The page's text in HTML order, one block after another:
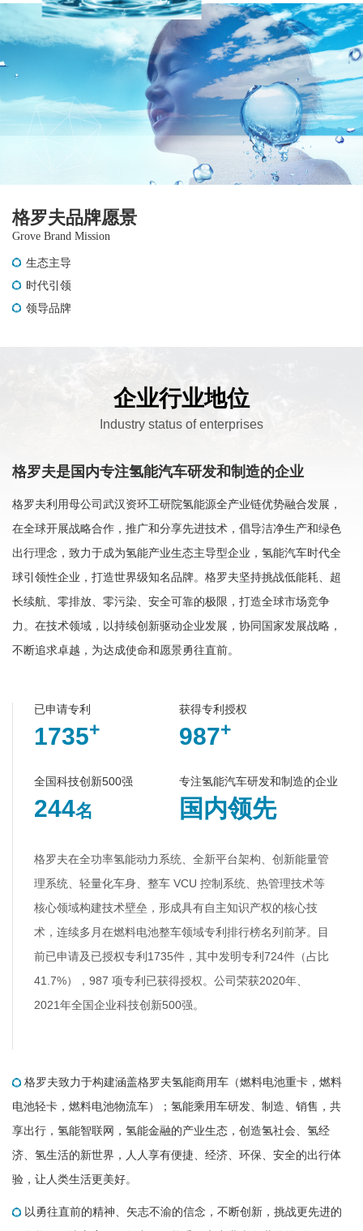
格罗夫品牌愿景
Grove Brand Mission
生态主导
时代引领
领导品牌
企业行业地位
Industry status of enterprises
格罗夫是国内专注氢能汽车研发和制造的企业
格罗夫利用母公司武汉资环工研院氢能源全产业链优势融合发展，
在全球开展战略合作，推广和分享先进技术，倡导洁净生产和绿色
出行理念，致力于成为氢能产业生态主导型企业，氢能汽车时代全
球引领性企业，打造世界级知名品牌。格罗夫坚持挑战低能耗、超
长续航、零排放、零污染、安全可靠的极限，打造全球市场竞争
力。在技术领域，以持续创新驱动企业发展，协同国家发展战略，
不断追求卓越，为达成使命和愿景勇往直前。
已申请专利
1735+
获得专利授权
987+
全国科技创新500强
244名
专注氢能汽车研发和制造的企业
国内领先
格罗夫在全功率氢能动力系统、全新平台架构、创新能量管
理系统、轻量化车身、整车 VCU 控制系统、热管理技术等
核心领域构建技术壁垒，形成具有自主知识产权的核心技
术，连续多月在燃料电池整车领域专利排行榜名列前茅。目
前已申请及已授权专利1735件，其中发明专利724件（占比
41.7%），987 项专利已获得授权。公司荣获2020年、
2021年全国企业科技创新500强。
格罗夫致力于构建涵盖格罗夫氢能商用车（燃料电池重卡，燃料
电池轻卡，燃料电池物流车）；氢能乘用车研发、制造、销售，共
享出行，氢能智联网，氢能金融的产业生态，创造氢社会、氢经
济、氢生活的新世界，人人享有便捷、经济、环保、安全的出行体
验，让人类生活更美好。
以勇往直前的精神、矢志不渝的信念，不断创新，挑战更先进的